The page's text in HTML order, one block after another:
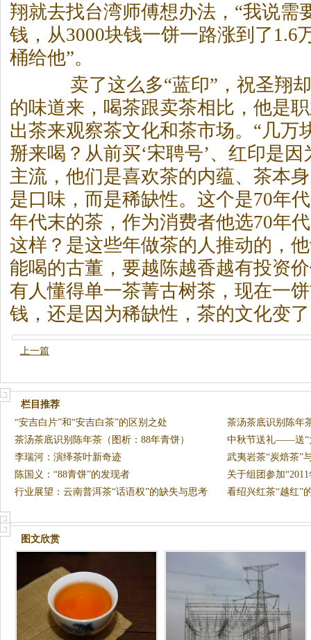
翔就去找台湾师傅想办法，“我说需
钱，从3000块钱一饼一路涨到了1.6
桶给他”。
卖了这么多“蓝印”，祝圣翔却
的味道来，喝茶跟卖茶相比，他是
出茶来观察茶文化和茶市场。“几万
掰来喝？从前买‘宋聘号’、红印是因
主流，他们是喜欢茶的内蕴、 茶本
是口味，而是稀缺性。这个是70年
年代末的茶 ，作为消费者他选70年
这样？是这些年做茶的人推动的，
能喝的古董，要越陈越香越有投资
有人懂得单一茶菁古树茶 ，现在一
钱，还是因为稀缺性， 茶的文化变
上一篇
栏目推荐
“安吉白片”和“安吉白茶”的区别之处
茶汤茶底识别陈年
茶汤茶底识别陈年茶（图析：88年青饼）
中秋节送礼——送“
李瑞河：演绎茶叶新奇迹
武夷岩茶“炭焙茶”
陈国义：“88青饼”的发现者
关于组团参加
览会
行业展望：云南普洱茶“话语权”的缺失与思考 看绍兴红茶“越红”
图文欣赏